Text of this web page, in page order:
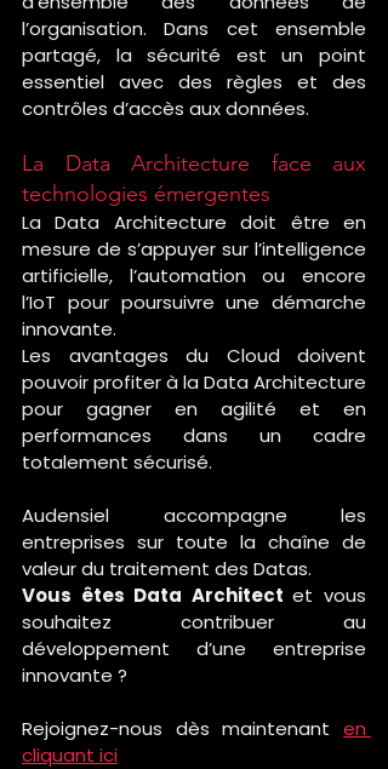
l’organisation. Dans cet ensemble
partagé, la sécurité est un point
essentiel avec des règles et des
contrôles d’accès aux données.
La Data Architecture face aux
technologies émergentes
La Data Architecture doit être en
mesure de s’appuyer sur l’intelligence
artificielle, l’automation ou encore
l’IoT pour poursuivre une démarche
innovante.
Les avantages du Cloud doivent
pouvoir profiter à la Data Architecture
pour gagner en agilité et en
performances dans un cadre
totalement sécurisé.
Audensiel accompagne les
entreprises sur toute la chaîne de
valeur du traitement des Datas.
Vous êtes Data Architect et vous
souhaitez contribuer au
développement d’une entreprise
innovante ?
Rejoignez-nous dès maintenant en
cliquant ici